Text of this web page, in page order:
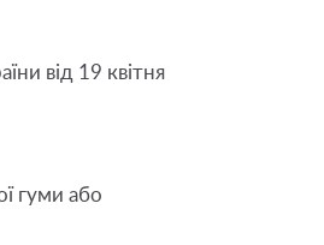
від 19 квітня
гуми або